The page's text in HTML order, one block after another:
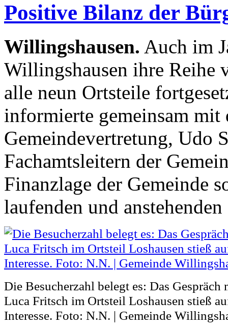
Positive Bilanz der
Willingshausen. Auch im
Willingshausen ihre Reihe
alle neun Ortsteile
informierte gemeinsam mit
Gemeindevertretung, Udo
Fachamtsleitern der
Finanzlage der Gemeinde
laufenden und
Die Besucherzahl belegt es: Das Gespräch
Luca Fritsch im Ortsteil Loshausen stieß
Interesse. Foto: N.N. | Gemeinde